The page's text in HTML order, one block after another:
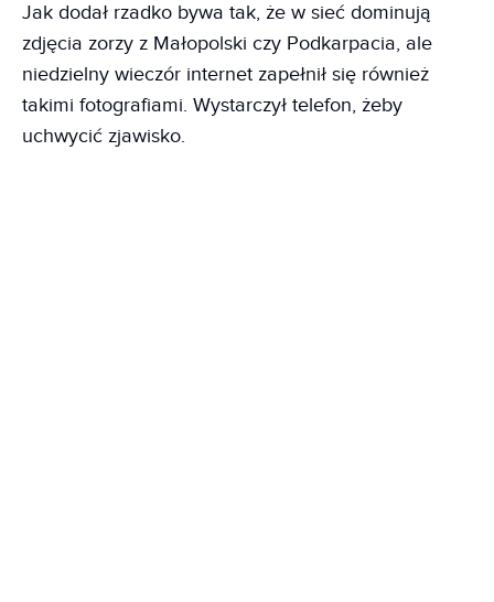
Jak dodał rzadko bywa tak, że w sieć dominują
zdjęcia zorzy z Małopolski czy Podkarpacia, ale
niedzielny wieczór internet zapełnił się również
takimi fotografiami. Wystarczył telefon, żeby
uchwycić zjawisko.